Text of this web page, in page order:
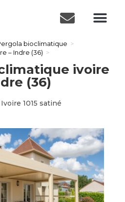
bioclimatique >
– Indre (36) >
ivoire
(36)
1015 satiné